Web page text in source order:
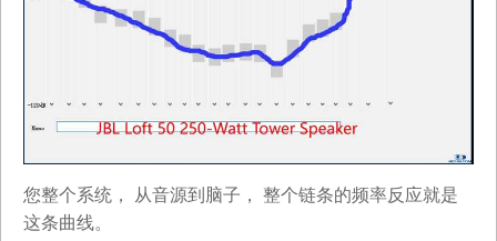
您整个系统， 从音源到脑子， 整个链条的频率反应就是
这条曲线。